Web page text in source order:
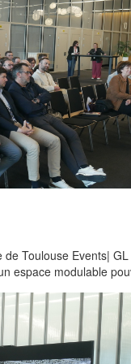
Toulouse Events|
espace modulable